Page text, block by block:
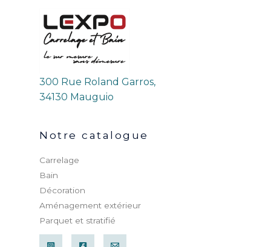
300 Rue Roland Garros,
34130 Mauguio
Notre catalogue
Carrelage
Bain
Décoration
Aménagement extérieur
Parquet et stratifié